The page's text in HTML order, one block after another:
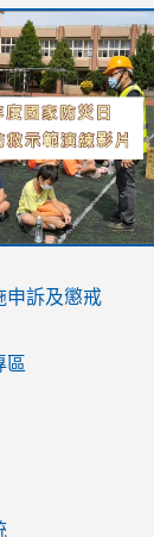
d/
d/
watch?
watch?
watch?
申訴及懲戒
區